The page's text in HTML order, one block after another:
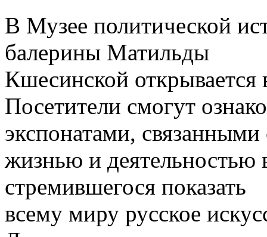
В Музее политической
балерины Матильды
Кшесинской
Посетители смогут
экспонатами, связанными
жизнью и деятельностью
стремившегося показать
всему миру русское